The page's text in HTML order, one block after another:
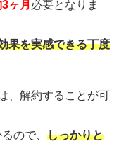
ヶ月 必要となりま
果を実感できる丁度
、解約することが可
ので、 しっかりと